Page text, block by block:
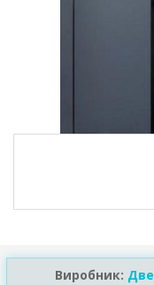
Виробник: